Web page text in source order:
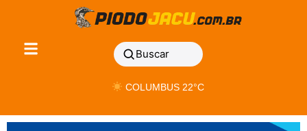
Buscar
COLUMBUS 22°C